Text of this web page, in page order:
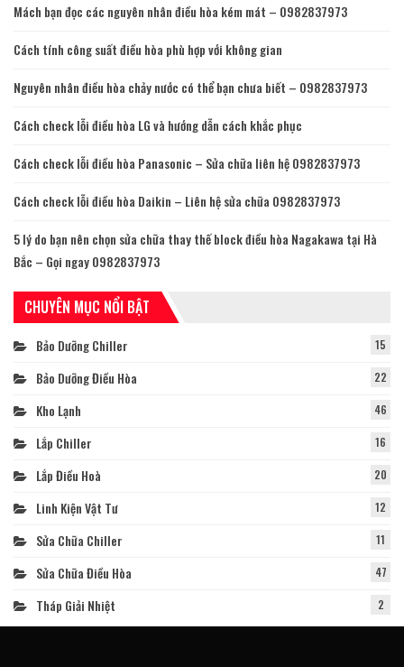
Mách bạn đọc các nguyên nhân điều hòa kém mát – 0982837973
Cách tính công suất điều hòa phù hợp với không gian
Nguyên nhân điều hòa chảy nước có thể bạn chưa biết – 0982837973
Cách check lỗi điều hòa LG và hướng dẫn cách khắc phục
Cách check lỗi điều hòa Panasonic – Sửa chữa liên hệ 0982837973
Cách check lỗi điều hòa Daikin – Liên hệ sửa chữa 0982837973
5 lý do bạn nên chọn sửa chữa thay thế block điều hòa Nagakawa tại Hà
Bắc – Gọi ngay 0982837973
CHUYÊN MỤC NỔI BẬT
Bảo Dưỡng Chiller 15
Bảo Dưỡng Điều Hòa 22
Kho Lạnh 46
Lắp Chiller 16
Lắp Điều Hoà 20
Linh Kiện Vật Tư 12
Sửa Chữa Chiller 11
Sửa Chữa Điều Hòa 47
Tháp Giải Nhiệt 2